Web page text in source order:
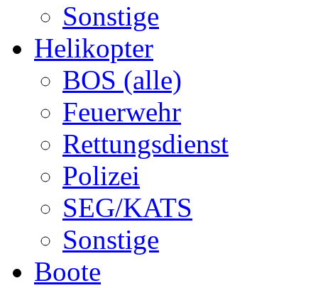
Sonstige
Helikopter
BOS (alle)
Feuerwehr
Rettungsdienst
Polizei
SEG/KATS
Sonstige
Boote